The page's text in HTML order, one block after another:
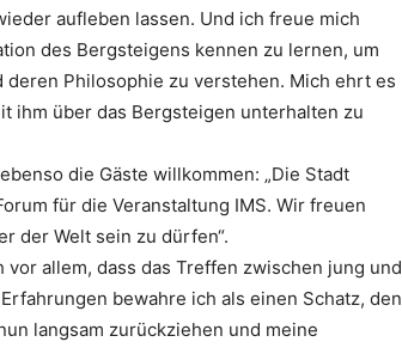
aufleben lassen. Und ich freue mich
des Bergsteigens kennen zu lernen, um
Philosophie zu verstehen. Mich ehrt es
ihm über das Bergsteigen unterhalten zu
die Gäste willkommen: „Die Stadt
für die Veranstaltung IMS. Wir freuen
der Welt sein zu dürfen“.
allem, dass das Treffen zwischen jung und
bewahre ich als einen Schatz, den
langsam zurückziehen und meine